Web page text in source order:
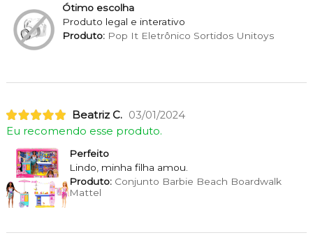
Ótimo escolha
Produto legal e interativo
Produto:Pop It Eletrônico Sortidos Unitoys
Beatriz C. 03/01/2024
Eu recomendo esse produto.
Perfeito
Lindo, minha filha amou.
Produto:Conjunto Barbie Beach Boardwalk
Mattel